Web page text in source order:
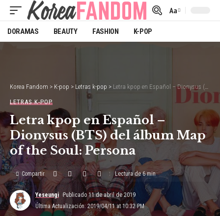
Font
Aa
DORAMAS BEAUTY FASHION K-POP
Korea Fandom > K-pop > Letras k-pop > Letra kpop en Español – Dionysus (BTS) del álbum Map of the Soul: Persona
LETRAS K-POP
Letra kpop en Español –
Dionysus (BTS) del álbum Map
of the Soul: Persona
Última Actualización: 2019/04/11 at 10:32 PM
Yeseungi Publicado 11 de abril de 2019
Compartir Lectura de 6 min